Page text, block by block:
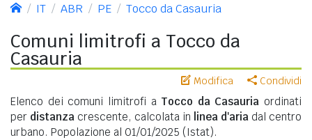
IT ABR PE Tocco da Casauria
Comuni limitrofi a Tocco da
Casauria
Modifica Condividi
Elenco dei comuni limitrofi a Tocco da Casauria ordinati
per distanza crescente, calcolata in linea d'aria dal centro
urbano. Popolazione al 01/01/2025 (Istat).